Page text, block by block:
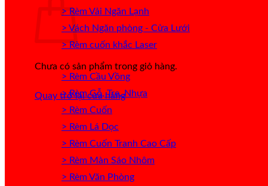
Chưa có sản phẩm trong giỏ hàng.
Quay trở lại cửa hàng
> Rèm Vải Ngăn Lạnh
> Vách Ngăn phòng - Cửa Lưới
> Rèm cuốn khắc Laser
> Rèm Cầu Vồng
> Rèm Gỗ, Tre, Nhựa
> Rèm Cuốn
> Rèm Lá Dọc
> Rèm Cuốn Tranh Cao Cấp
> Rèm Màn Sáo Nhôm
> Rèm Văn Phòng